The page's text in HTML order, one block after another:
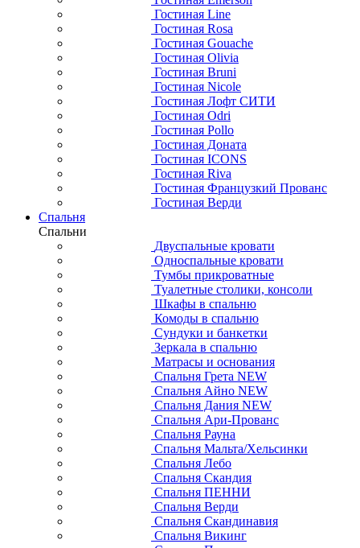
Гостиная Line
Гостиная Rosa
Гостиная Gouache
Гостиная Olivia
Гостиная Bruni
Гостиная Nicole
Гостиная Лофт СИТИ
Гостиная Odri
Гостиная Pollo
Гостиная Доната
Гостиная ICONS
Гостиная Riva
Гостиная Французкий Прованс
Гостиная Верди
Спальня
Спальни
Двуспальные кровати
Односпальные кровати
Тумбы прикроватные
Туалетные столики, консоли
Шкафы в спальню
Комоды в спальню
Сундуки и банкетки
Зеркала в спальню
Матрасы и основания
Спальня Грета NEW
Спальня Айно NEW
Спальня Дания NEW
Спальня Ари-Прованс
Спальня Рауна
Спальня Мальта/Хельсинки
Спальня Лебо
Спальня Скандия
Спальня ПЕННИ
Спальня Верди
Спальня Скандинавия
Спальня Викинг